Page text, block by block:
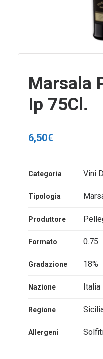
Marsala
Ip 75Cl.
6,50€
Categoria Vini
Tipologia
Produttore
Formato 0.75
Gradazione 18%
Nazione Italia
Regione
Allergeni